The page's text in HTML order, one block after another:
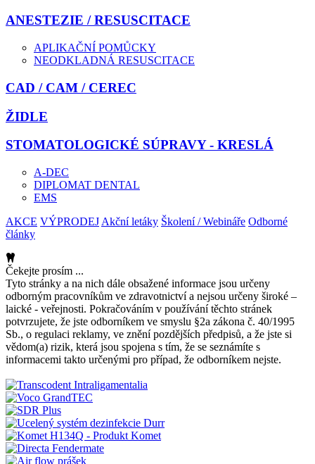
ANESTEZIE / RESUSCITACE
APLIKAČNÍ POMŮCKY
NEODKLADNÁ RESUSCITACE
CAD / CAM / CEREC
ŽIDLE
STOMATOLOGICKÉ SÚPRAVY - KRESLÁ
A-DEC
DIPLOMAT DENTAL
EMS
AKCE VÝPRODEJ Akční letáky Školení / Webináře Odborné
články
Čekejte prosím ...
Tyto stránky a na nich dále obsažené informace jsou určeny
odborným pracovníkům ve zdravotnictví a nejsou určeny široké –
laické - veřejnosti. Pokračováním v používání těchto stránek
potvrzujete, že jste odborníkem ve smyslu §2a zákona č. 40/1995
Sb., o regulaci reklamy, ve znění pozdějších předpisů, a že jste si
vědom(a) rizik, která jsou spojena s tím, že se seznámíte s
informacemi takto určenými pro případ, že odborníkem nejste.